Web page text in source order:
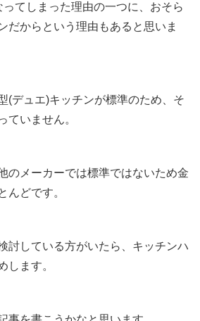
てしまった理由の一つに、おそら
だからという理由もあると思いま
(デュエ)キッチンが標準のため、そ
ていません。
のメーカーでは標準ではないため金
んどです。
討している方がいたら、キッチンハ
します。